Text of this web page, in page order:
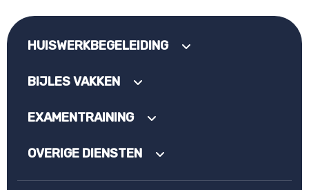
HUISWERKBEGELEIDING
BIJLES VAKKEN
EXAMENTRAINING
OVERIGE DIENSTEN